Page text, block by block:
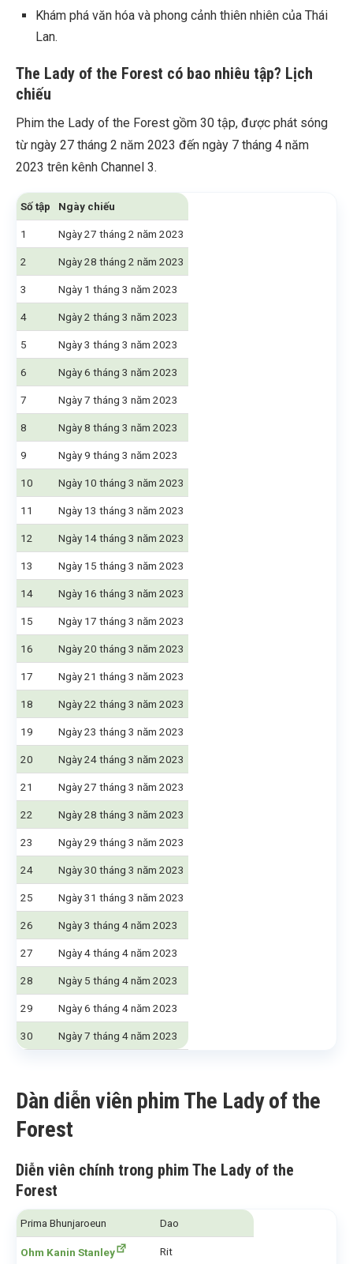
Khám phá văn hóa và phong cảnh thiên nhiên của Thái
Lan.
The Lady of the Forest có bao nhiêu tập? Lịch
chiếu
Phim the Lady of the Forest gồm 30 tập, được phát sóng
từ ngày 27 tháng 2 năm 2023 đến ngày 7 tháng 4 năm
2023 trên kênh Channel 3.
Số tập Ngày chiếu
1 Ngày 27 tháng 2 năm 2023
2 Ngày 28 tháng 2 năm 2023
3 Ngày 1 tháng 3 năm 2023
4 Ngày 2 tháng 3 năm 2023
5 Ngày 3 tháng 3 năm 2023
6 Ngày 6 tháng 3 năm 2023
7 Ngày 7 tháng 3 năm 2023
8 Ngày 8 tháng 3 năm 2023
9 Ngày 9 tháng 3 năm 2023
10 Ngày 10 tháng 3 năm 2023
11 Ngày 13 tháng 3 năm 2023
12 Ngày 14 tháng 3 năm 2023
13 Ngày 15 tháng 3 năm 2023
14 Ngày 16 tháng 3 năm 2023
15 Ngày 17 tháng 3 năm 2023
16 Ngày 20 tháng 3 năm 2023
17 Ngày 21 tháng 3 năm 2023
18 Ngày 22 tháng 3 năm 2023
19 Ngày 23 tháng 3 năm 2023
20 Ngày 24 tháng 3 năm 2023
21 Ngày 27 tháng 3 năm 2023
22 Ngày 28 tháng 3 năm 2023
23 Ngày 29 tháng 3 năm 2023
24 Ngày 30 tháng 3 năm 2023
25 Ngày 31 tháng 3 năm 2023
26 Ngày 3 tháng 4 năm 2023
27 Ngày 4 tháng 4 năm 2023
28 Ngày 5 tháng 4 năm 2023
29 Ngày 6 tháng 4 năm 2023
30 Ngày 7 tháng 4 năm 2023
Dàn diễn viên phim The Lady of the
Forest
Diễn viên chính trong phim The Lady of the
Forest
Prima Bhunjaroeun Dao
Ohm Kanin Stanley Rit